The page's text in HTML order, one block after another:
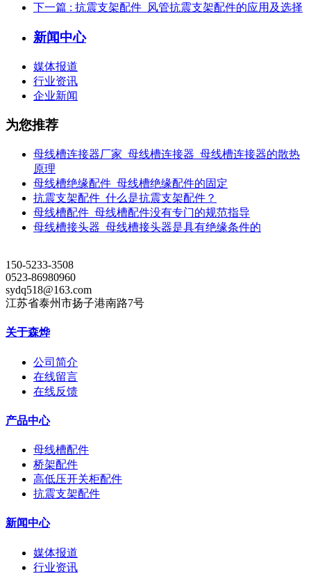
下一篇 : 抗震支架配件_风管抗震支架配件的应用及选择
新闻中心
媒体报道
行业资讯
企业新闻
为您推荐
母线槽连接器厂家_母线槽连接器_母线槽连接器的散热
原理
母线槽绝缘配件_母线槽绝缘配件的固定
抗震支架配件_什么是抗震支架配件？
母线槽配件_母线槽配件没有专门的规范指导
母线槽接头器_母线槽接头器是具有绝缘条件的
150-5233-3508
0523-86980960
sydq518@163.com
江苏省泰州市扬子港南路7号
关于森烨
公司简介
在线留言
在线反馈
产品中心
母线槽配件
桥架配件
高低压开关柜配件
抗震支架配件
新闻中心
媒体报道
行业资讯